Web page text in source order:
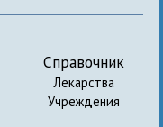
Справочник
Лекарства
Учреждения